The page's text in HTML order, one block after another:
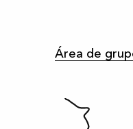
Área de